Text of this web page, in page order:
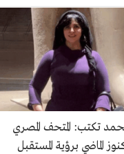
تكتب: المتحف المصري
الماضي برؤية المستقبل